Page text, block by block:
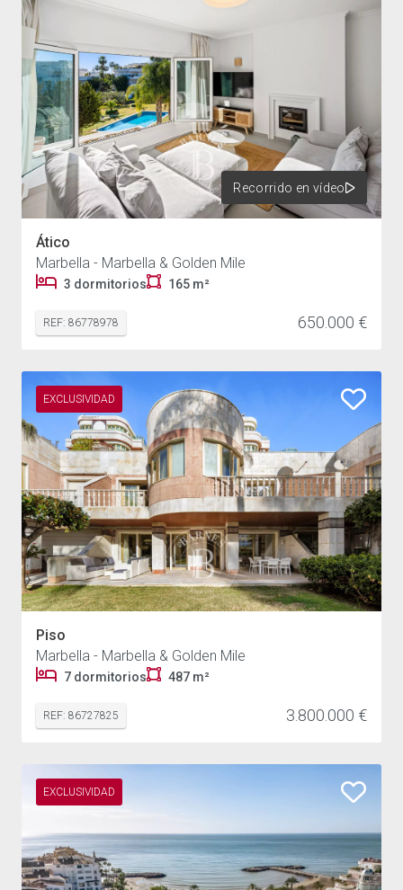
Recorrido en vídeo
Ático
Marbella - Marbella & Golden Mile
3 dormitorios 165 m²
REF: 86778978 650.000 €
EXCLUSIVIDAD
Piso
Marbella - Marbella & Golden Mile
7 dormitorios 487 m²
REF: 86727825 3.800.000 €
EXCLUSIVIDAD